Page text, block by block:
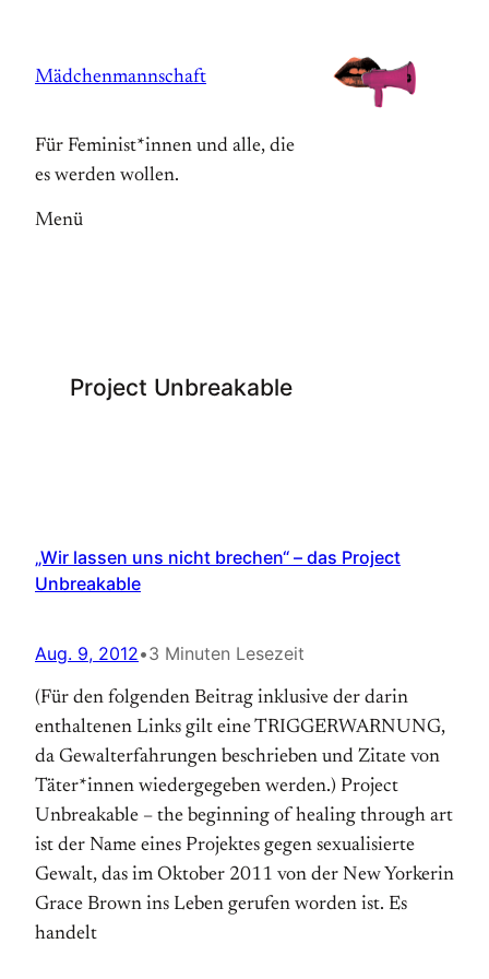
springen
Mädchenmannschaft
Für Feminist*innen und alle, die
es werden wollen.
Menü
Project Unbreakable
„Wir lassen uns nicht brechen“ – das Project
Unbreakable
Aug. 9, 2012•3 Minuten Lesezeit
(Für den folgenden Beitrag inklusive der darin
enthaltenen Links gilt eine TRIGGERWARNUNG,
da Gewalterfahrungen beschrieben und Zitate von
Täter*innen wiedergegeben werden.) Project
Unbreakable – the beginning of healing through art
ist der Name eines Projektes gegen sexualisierte
Gewalt, das im Oktober 2011 von der New Yorkerin
Grace Brown ins Leben gerufen worden ist. Es
handelt